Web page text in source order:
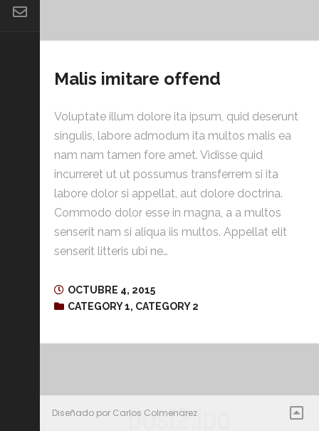
Malis imitare offend
Voluptate illum dolore ita ipsum, quid deserunt
singulis, labore admodum ita multos malis ea
nam nam tamen fore amet. Vidisse quid
incurreret ut ut possumus transferrem si ita
labore dolor si appellat, aut dolore doctrina.
Commodo dolor esse in magna, a a multos
senserit nam si aliqua iis multos. Appellat elit
senserit litteris ubi ne…
OCTUBRE 4, 2015
CATEGORY 1, CATEGORY 2
Diseñado por Carlos Colmenarez